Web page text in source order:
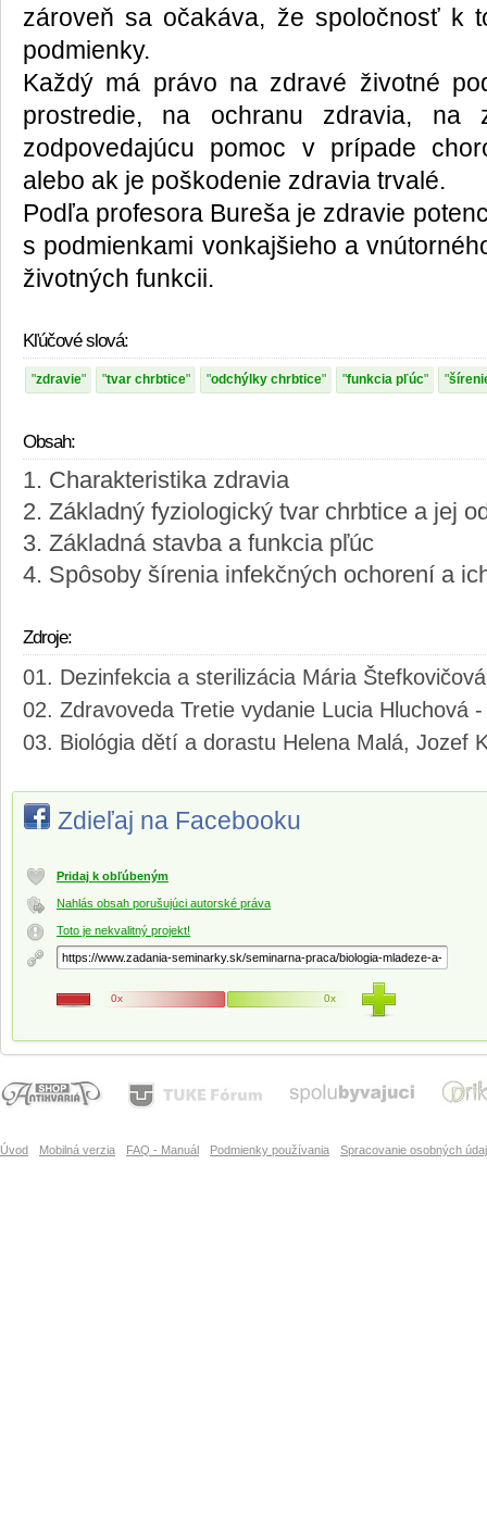
zároveň sa očakáva, že spoločnosť k
podmienky.
Každý má právo na zdravé životné
prostredie, na ochranu zdravia, na
zodpovedajúcu pomoc v prípade
alebo ak je poškodenie zdravia trvalé.
Podľa profesora Bureša je zdravie
s podmienkami vonkajšieho a
životných funkcii.
Kľúčové slová:
zdravie tvar chrbtice odchýlky chrbtice funkcia pľúc
Obsah:
1. Charakteristika zdravia
2. Základný fyziologický tvar chrbtice a jej
3. Základná stavba a funkcia pľúc
4. Spôsoby šírenia infekčných ochorení a
Zdroje:
Dezinfekcia a sterilizácia Mária
Zdravoveda Tretie vydanie Lucia Hluchová
Biológia dětí a dorastu Helena Malá, Jozef
Zdieľaj na Facebooku
Pridaj k obľúbeným
Nahlás obsah porušujúci autorské práva
Toto je nekvalitný projekt!
0x 0x
Úvod Mobilná verzia FAQ - Manuál Podmienky používania Spracovanie osobných